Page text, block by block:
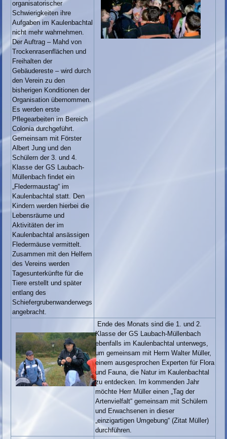
organisatorischer
Schwierigkeiten ihre
Aufgaben im Kaulenbachtal
nicht mehr wahrnehmen.
Der Auftrag – Mahd von
Trockenrasenflächen und
Freihalten der
Gebäudereste – wird durch
den Verein zu den
bisherigen Konditionen der
Organisation übernommen.
Es werden erste
Pflegearbeiten im Bereich
Colonia durchgeführt.
Gemeinsam mit Förster
Albert Jung und den
Schülern der 3. und 4.
Klasse der GS Laubach-
Müllenbach findet ein
„Fledermaustag“ im
Kaulenbachtal statt. Den
Kindern werden hierbei die
Lebensräume und
Aktivitäten der im
Kaulenbachtal ansässigen
Fledermäuse vermittelt.
Zusammen mit den Helfern
des Vereins werden
Tagesunterkünfte für die
Tiere erstellt und später
entlang des
Schiefergrubenwanderwegs
angebracht.
Ende des Monats sind die 1. und 2.
Klasse der GS Laubach-Müllenbach
ebenfalls im Kaulenbachtal unterwegs,
um gemeinsam mit Herrn Walter Müller,
einem ausgesprochen Experten für Flora
und Fauna, die Natur im Kaulenbachtal
zu entdecken. Im kommenden Jahr
möchte Herr Müller einen „Tag der
Artenvielfalt“ gemeinsam mit Schülern
und Erwachsenen in dieser
„einzigartigen Umgebung“ (Zitat Müller)
durchführen.